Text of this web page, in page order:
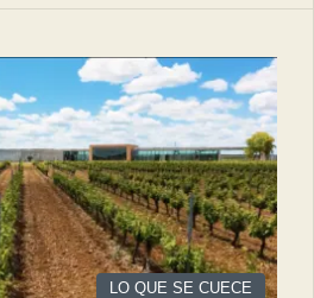
LO QUE SE CUECE